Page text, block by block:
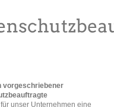
vorgeschriebener
unser Unternehmen eine